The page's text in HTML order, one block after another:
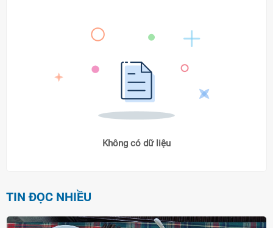
Không có dữ liệu
TIN ĐỌC NHIỀU